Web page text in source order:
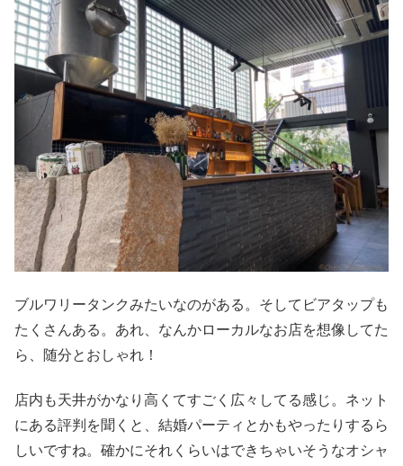
ブルワリータンクみたいなのがある。そしてビアタップも
たくさんある。あれ、なんかローカルなお店を想像してた
ら、随分とおしゃれ！
店内も天井がかなり高くてすごく広々してる感じ。ネット
にある評判を聞くと、結婚パーティとかもやったりするら
しいですね。確かにそれくらいはできちゃいそうなオシャ